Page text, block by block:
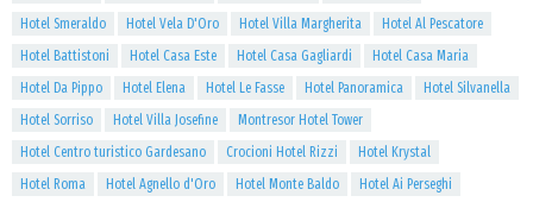
Hotel Smeraldo
Hotel Vela D'Oro Hotel Villa Margherita
Hotel Al Pescatore
Hotel Battistoni
Hotel Casa Este Hotel Casa Gagliardi
Hotel Casa Maria
Hotel Da Pippo
Hotel Elena Hotel Le Fasse Hotel Panoramica
Hotel Silvanella
Hotel Sorriso
Hotel Villa Josefine
Montresor Hotel Tower
Hotel Centro turistico Gardesano
Crocioni Hotel Rizzi
Hotel Krystal
Hotel Roma
Hotel Agnello d'Oro Hotel Monte Baldo
Hotel Ai Perseghi